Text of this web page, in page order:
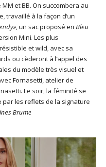
et BB. On succombera au
travaillé à la façon d’un
un sac proposé en Bleu
Mini. Les plus
et wild, avec sa
ou cèderont à l’appel des
du modèle très visuel et
Fornasetti, atelier de
Le soir, la féminité se
les reflets de la signature
Brume